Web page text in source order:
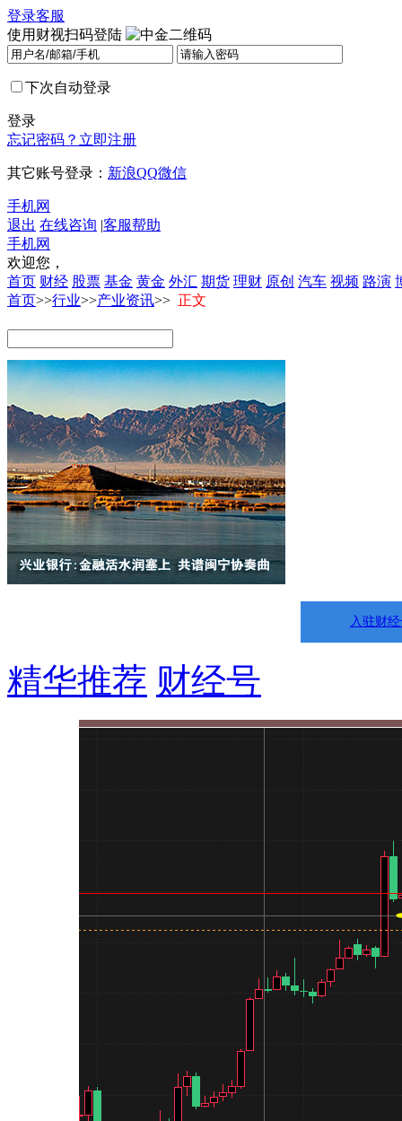
登录客服
使用财视扫码登陆
下次自动登录
登录
忘记密码？ 立即注册
其它账号登录： 新浪QQ微信
手机网
退出 在线咨询 |客服帮助
手机网
欢迎您，
首页 财经 股票 基金 黄金 外汇 期货 理财 原创 汽车 视频 路演
首页>>行业>>产业资讯>> 正文
入驻财
精华推荐 财经号